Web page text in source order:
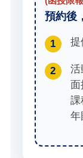
預約後
1 提
2
活
面
課
年